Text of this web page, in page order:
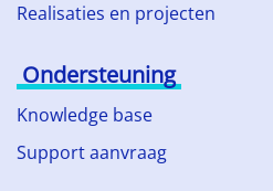
Realisaties en projecten
Ondersteuning
Knowledge base
Support aanvraag